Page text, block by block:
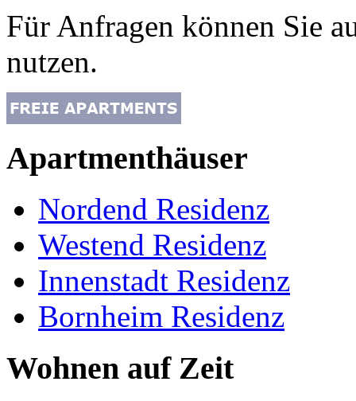
Für Anfragen können Sie
nutzen.
Apartmenthäuser
Nordend Residenz
Westend Residenz
Innenstadt Residenz
Bornheim Residenz
Wohnen auf Zeit